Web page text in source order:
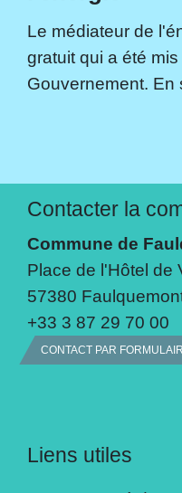
Le médiateur de
gratuit qui a été
Gouvernement. En
Contacter la
Commune de
Place de l'Hôtel de
57380
+33 3 87 29 70 00
CONTACT PAR
Liens utiles